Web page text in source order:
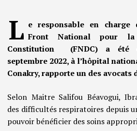
L e responsable en charge
Front National pour
Constitution (FNDC) a été
septembre 2022, à l’hôpital
Conakry, rapporte un des avocats
Selon Maitre Salifou Béavogui,
des difficultés respiratoires depuis
pouvoir bénéficier des soins